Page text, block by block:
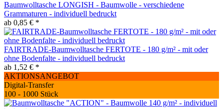
Baumwolltasche LONGISH - Baumwolle - verschiedene
Grammaturen - individuell bedruckt
ab 0,85 € *
FAIRTRADE-Baumwolltasche FERTOTE - 180 g/m² - mit oder
ohne Bodenfalte - individuell bedruckt
ab 1,52 € *
AKTIONSANGEBOT
Digital-Transfer
100 - 1000 Stück